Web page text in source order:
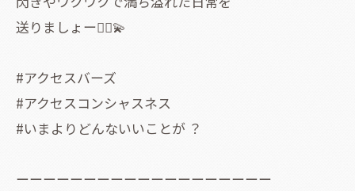
送りましょー🧚‍♀️💫
#アクセスバーズ
#アクセスコンシャスネス
#いまよりどんないいことが ？
ーーーーーーーーーーーーーーーーーーー